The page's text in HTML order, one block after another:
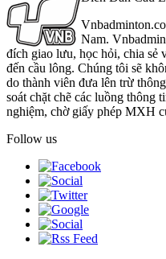
Nam.
đích giao lưu, học hỏi, chia sẻ
đến cầu lông. Chúng tôi sẽ
do thành viên đưa lên trừ
soát chặt chẽ các luồng thông
nghiệm, chờ giấy phép MXH
Follow us